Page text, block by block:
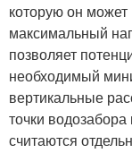
которую он
максимальный
позволяет
необходимый
вертикальные
точки
считаются